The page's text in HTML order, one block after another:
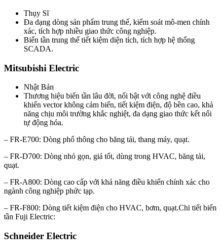
Thụy Sĩ
Đa dạng dòng sản phẩm trung thế, kiểm soát mô-men chính
xác, tích hợp nhiều giao thức công nghiệp.
Biến tần trung thế tiết kiệm diện tích, tích hợp hệ thống
SCADA.
Mitsubishi Electric
Nhật Bản
Thương hiệu biến tần lâu đời, nổi bật với công nghệ điều
khiển vector không cảm biến, tiết kiệm điện, độ bền cao, khả
năng chịu môi trường khắc nghiệt, đa dạng giao thức kết nối
tự động hóa.
– FR-E700: Dòng phổ thông cho băng tải, thang máy, quạt.
– FR-D700: Dòng nhỏ gọn, giá tốt, dùng trong HVAC, băng tải,
quạt.
– FR-A800: Dòng cao cấp với khả năng điều khiển chính xác cho
ngành công nghiệp phức tạp.
– FR-F800: Dòng tiết kiệm điện cho HVAC, bơm, quạt.Chi tiết biến
tần Fuji Electric:
Schneider Electric